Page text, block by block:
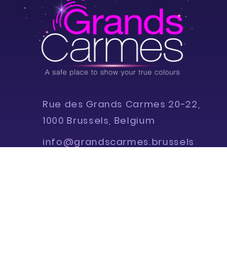
Rue des Grands Carmes 20-22,
1000 Brussels, Belgium
info@grandscarmes.brussels